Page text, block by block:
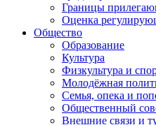
Границы
Оценка
Общество
Образование
Культура
Физкультура и
Молодёжная
Семья, опека и
Общественный
Внешние связи и